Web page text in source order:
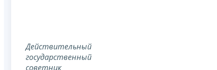
Действительный
государственный
советник